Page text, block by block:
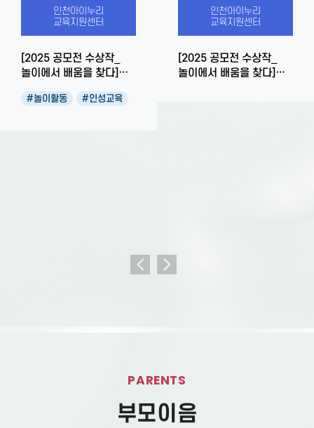
인천아이누리
교육지원센터
[2025 공모전 수상작_
놀이에서 배움을 찾다]
만들어가는 보육과정
#놀이활동 #인성교육
인천아이누리
교육지원센터
[2025 공모전 수상작_
놀이에서 배움을 찾다]
PARENTS
부모이음